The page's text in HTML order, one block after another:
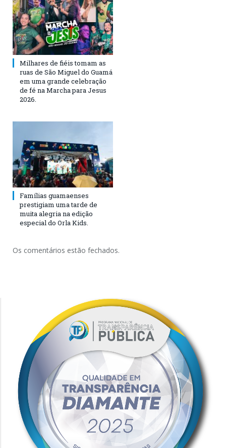
Milhares de fiéis tomam as
ruas de São Miguel do Guamá
em uma grande celebração
de fé na Marcha para Jesus
2026.
Famílias guamaenses
prestigiam uma tarde de
muita alegria na edição
especial do Orla Kids.
Os comentários estão fechados.